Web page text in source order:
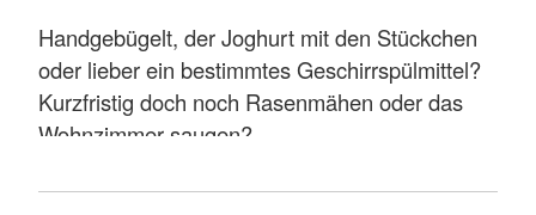
Handgebügelt, der Joghurt mit den Stückchen
oder lieber ein bestimmtes Geschirrspülmittel?
Kurzfristig doch noch Rasenmähen oder das
Wohnzimmer saugen?
berücksichtigen.